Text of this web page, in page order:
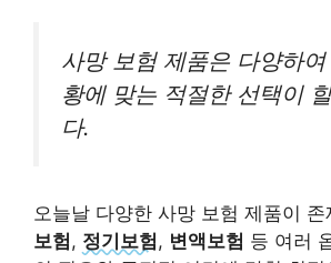
사망 보험 제품은 다양하
황에 맞는 적절한 선택이
다.
오늘날 다양한 사망 보험 제품이 존
보험, 정기보험, 변액보험 등 여러